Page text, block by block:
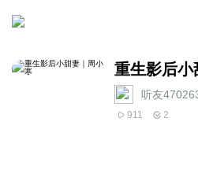
重生影后小
听友
911 2